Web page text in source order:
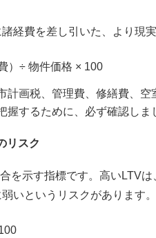
経費を差し引いた、より現
）÷ 物件価格 × 100
計画税、管理費、修繕費、
するために、必ず確認しま
リスク
を示す指標です。高いLTV
いというリスクがあります。